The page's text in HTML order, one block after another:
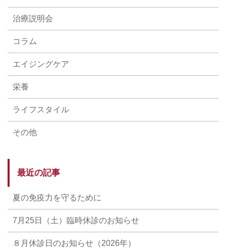
治療説明会
コラム
エイジングケア
栄養
ライフスタイル
その他
最近の記事
夏の免疫力を守るために
7月25日（土）臨時休診のお知らせ
８月休診日のお知らせ（2026年）